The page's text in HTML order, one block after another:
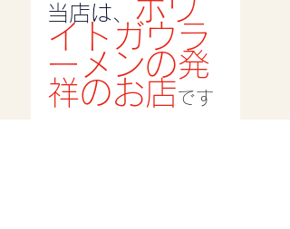
当店は、
ホワ
イトガウラ
ーメンの発
祥のお店です